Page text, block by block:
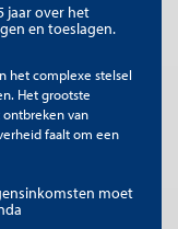
waar de
wel
met complexe
vooral gericht op
en daaruit
technische
jaar over het
en toeslagen.
het complexe stelsel
Het grootste
van
faalt om een
moet